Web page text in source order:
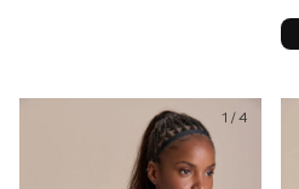
1 /4